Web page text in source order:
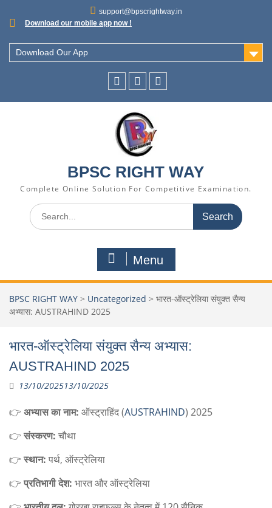
support@bpscrightway.in
Download our mobile app now !
Download Our App
BPSC RIGHT WAY
Complete Online Solution For Competitive Examination.
Menu
BPSC RIGHT WAY > Uncategorized > भारत-ऑस्ट्रेलिया संयुक्त सैन्य
अभ्यास: AUSTRAHIND 2025
भारत-ऑस्ट्रेलिया संयुक्त सैन्य अभ्यास:
AUSTRAHIND 2025
13/10/202513/10/2025
👉 अभ्यास का नाम: ऑस्ट्राहिंद (AUSTRAHIND) 2025
👉संस्करण: चौथा
👉स्थान: पर्थ, ऑस्ट्रेलिया
👉प्रतिभागी देश: भारत और ऑस्ट्रेलिया